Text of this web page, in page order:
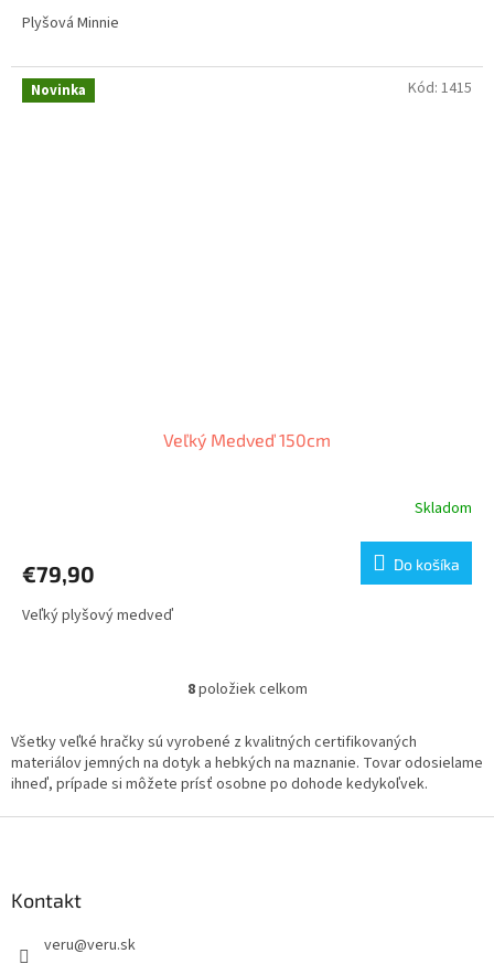
Plyšová Minnie
Novinka
Veľký Medveď 150cm
Skladom
€79,90 Do košíka
Veľký plyšový medveď
Kód: 1415
O
l
á
d
c
8položiek celkom
Všetky veľké hračky sú vyrobené z kvalitných certifikovaných
materiálov jemných na dotyk a hebkých na maznanie. Tovar odosielame
ihneď, prípade si môžete prísť osobne po dohode kedykoľvek.
Kontakt
veru@veru.sk